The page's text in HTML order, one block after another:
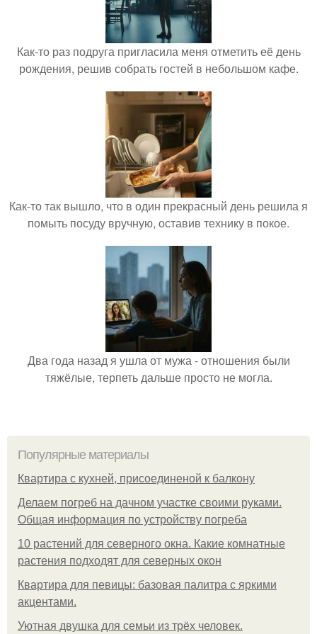
Как-то раз подруга пригласила меня отметить её день
рождения, решив собрать гостей в небольшом кафе.
Как-то так вышло, что в один прекрасный день решила я
помыть посуду вручную, оставив технику в покое.
Два года назад я ушла от мужа - отношения были
тяжёлые, терпеть дальше просто не могла.
Популярные материалы
Квартира с кухней, присоединеной к балкону
Делаем погреб на дачном участке своими руками.
Общая информация по устройству погреба
10 растений для северного окна. Какие комнатные
растения подходят для северных окон
Квартира для певицы: базовая палитра с яркими
акцентами.
Уютная двушка для семьи из трёх человек.